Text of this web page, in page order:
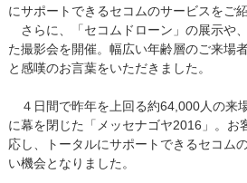
にサポートできるセコムのサービスをご
さらに、「セコムドローン」の展示や
た撮影会を開催。幅広い年齢層のご来場
と感嘆のお言葉をいただきました。
４日間で昨年を上回る約64,000人の来
に幕を閉じた「メッセナゴヤ2016」。お
応し、トータルにサポートできるセコム
い機会となりました。